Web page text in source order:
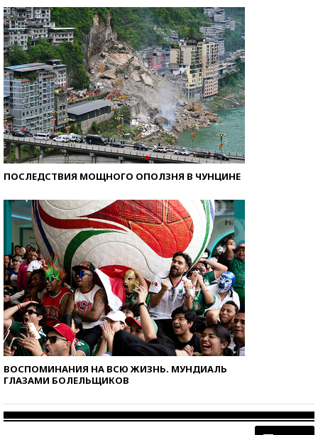
ПОСЛЕДСТВИЯ МОЩНОГО ОПОЛЗНЯ В ЧУНЦИНЕ
ВОСПОМИНАНИЯ НА ВСЮ ЖИЗНЬ. МУНДИАЛЬ
ГЛАЗАМИ БОЛЕЛЬЩИКОВ